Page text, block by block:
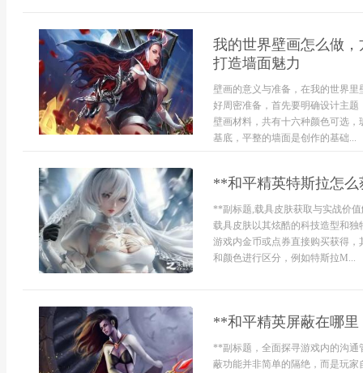
我的世界壁画怎么做
打造墙面魅力
壁画的意义与准备，在我的世界
好周密准备，首先要明确设计主
壁画材料，共有十六种颜色可选
基底，平整的墙面是创作的基础...
**和平精英特斯拉怎
**副标题,载具皮肤获取与实战价
载具皮肤以其炫酷的科技造型和
游戏内金币或点券直接购买获得
和颜色进行区分，例如特斯拉M...
**和平精英屏蔽在哪
**副标题，全面探寻游戏内的沟
蔽功能并非简单的隔绝，而是玩